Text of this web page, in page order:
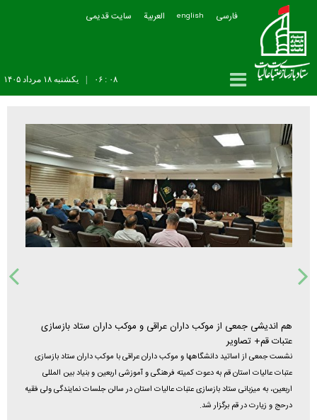
فارسی english العربیة سایت قدیمی
يکشنبه ۱۸ مرداد ۱۴۰۵ ۰۸ : ۰۶
هم اندیشی جمعی از موکب داران عراقی و موکب داران ستاد بازسازی
عتبات قم+ تصاویر
نشست جمعی از اساتید دانشگاهها و موکب داران عراقی با موکب داران ستاد بازسازی
عتبات عالیات استان قم به دعوت کمیته فرهنگی و آموزشی اربعین و بنیاد بین المللی
اربعین، به میزبانی ستاد بازسازی عتبات عالیات استان در سالن جلسات نمایندگی ولی فقیه
درحج و زیارت در قم برگزار شد.